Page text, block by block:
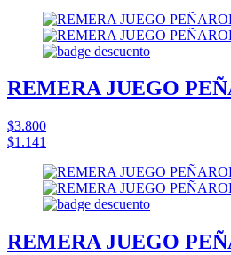
REMERA JUEGO
$3.800
$1.141
REMERA JUEGO